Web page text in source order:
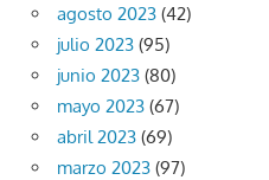
agosto 2023 (42)
julio 2023 (95)
junio 2023 (80)
mayo 2023 (67)
abril 2023 (69)
marzo 2023 (97)